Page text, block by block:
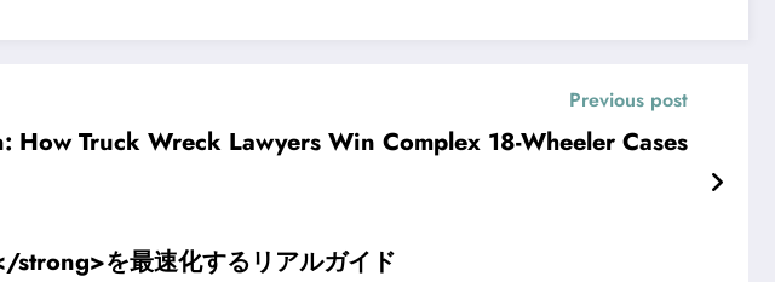
Previous post
How Truck Wreck Lawyers Win Complex 18-Wheeler Cases
を最速化するリアルガイド